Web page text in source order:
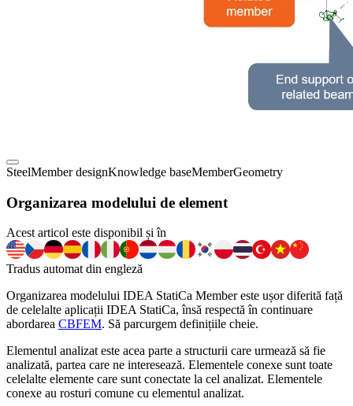
SteelMember designKnowledge baseMemberGeometry
Organizarea modelului de element
Acest articol este disponibil și în
Tradus automat din engleză
Organizarea modelului IDEA StatiCa Member este ușor diferită față
de celelalte aplicații IDEA StatiCa, însă respectă în continuare
abordarea CBFEM. Să parcurgem definițiile cheie.
Elementul analizat este acea parte a structurii care urmează să fie
analizată, partea care ne interesează. Elementele conexe sunt toate
celelalte elemente care sunt conectate la cel analizat. Elementele
conexe au rosturi comune cu elementul analizat.